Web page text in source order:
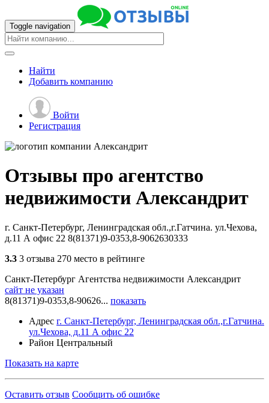
Toggle navigation
Найти
Добавить компанию
Войти
Регистрация
Отзывы про агентство
недвижимости Александрит
г. Санкт-Петербург, Ленинградская обл.,г.Гатчина. ул.Чехова,
д.11 А офис 22 8(81371)9-0353,8-9062630333
3.3 3 отзыва 270 место в рейтинге
Санкт-Петербург Агентства недвижимости Александрит
сайт не указан
8(81371)9-0353,8-90626... показать
Адрес г. Санкт-Петербург, Ленинградская обл.,г.Гатчина.
ул.Чехова, д.11 А офис 22
Район Центральный
Показать на карте
Оставить отзыв Сообщить об ошибке